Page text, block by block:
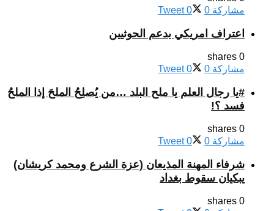
مشاركة 0
Tweet 0
اعتراف امريكي بدعم الحوثيين
0 shares
مشاركة 0
Tweet 0
#يا رجال العلم يا ملح البلد …من يُصلِحُ الملحَ إذا الملحُ
فسد ؟!
0 shares
مشاركة 0
Tweet 0
شرفاء المهنة المذيعان (عزة الشرع ومحمد كريشان)
يبكيان سقوط بغداد
0 shares